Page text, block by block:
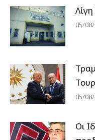
05/
05/
Οι